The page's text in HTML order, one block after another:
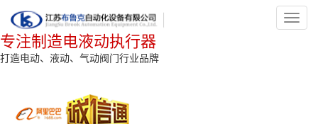
专注制造电液动执行器
打造电动、液动、气动阀门行业品牌